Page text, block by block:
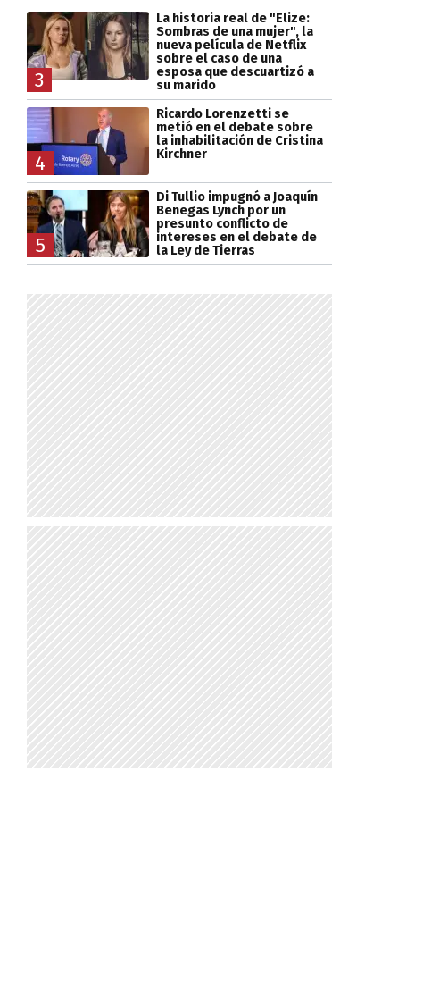
3
La historia real de "Elize:
Sombras de una mujer", la
nueva película de Netflix
sobre el caso de una
esposa que descuartizó a
su marido
4
Ricardo Lorenzetti se
metió en el debate sobre
la inhabilitación de Cristina
Kirchner
5
Di Tullio impugnó a Joaquín
Benegas Lynch por un
presunto conflicto de
intereses en el debate de
la Ley de Tierras